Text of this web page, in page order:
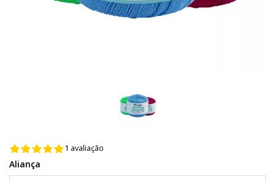
1 avaliação
Aliança